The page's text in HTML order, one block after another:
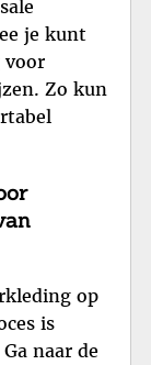
je kunt
voor
Zo kun
op
is
naar de